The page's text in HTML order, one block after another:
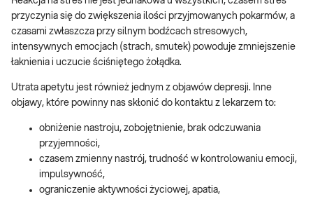
przyczynia się do zwiększenia ilości przyjmowanych pokarmów, a
czasami zwłaszcza przy silnym bodźcach stresowych,
intensywnych emocjach (strach, smutek) powoduje zmniejszenie
łaknienia i uczucie ściśniętego żołądka.
Utrata apetytu jest również jednym z objawów depresji. Inne
objawy, które powinny nas skłonić do kontaktu z lekarzem to:
obniżenie nastroju, zobojętnienie, brak odczuwania
przyjemności,
czasem zmienny nastrój, trudność w kontrolowaniu emocji,
impulsywność,
ograniczenie aktywności życiowej, apatia,